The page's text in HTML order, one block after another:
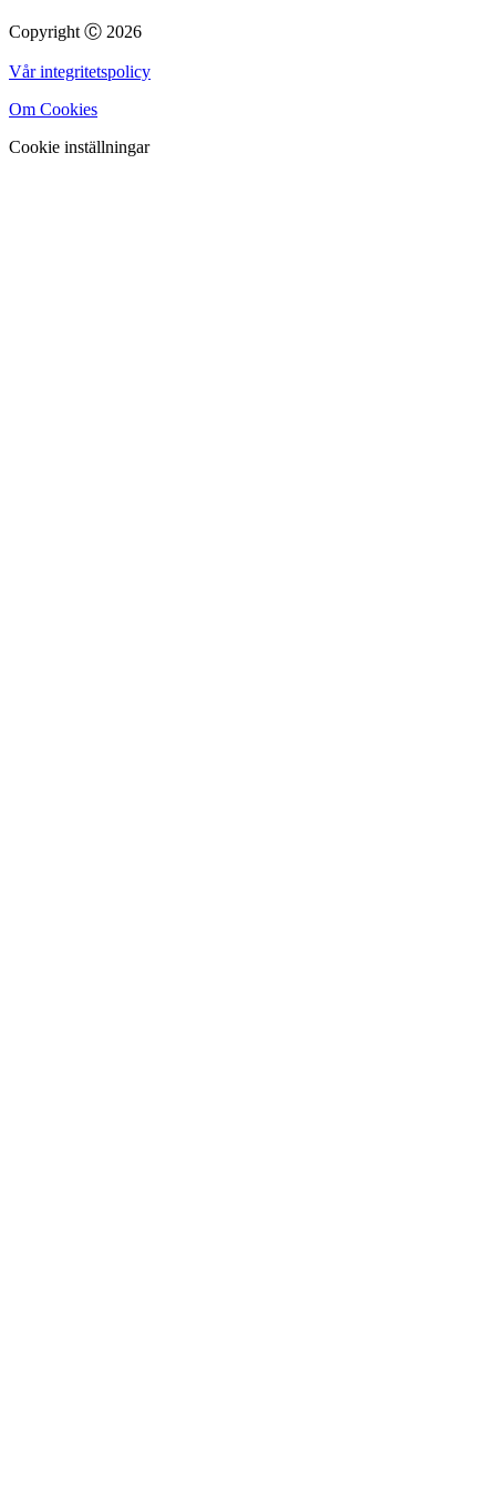
Copyright Ⓒ 2026
Vår integritetspolicy
Om Cookies
Cookie inställningar